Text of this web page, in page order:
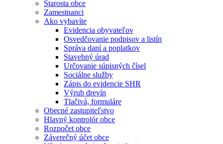
Starosta obce
Zamestnanci
Ako vybavíte
Evidencia obyvateľov
Osvedčovanie podpisov a listín
Správa daní a poplatkov
Stavebný úrad
Určovanie súpisných čísel
Sociálne služby
Zápis do evidencie SHR
Výrub drevín
Tlačivá, formuláre
Obecné zastupiteľstvo
Hlavný kontrolór obce
Rozpočet obce
Záverečný účet obce